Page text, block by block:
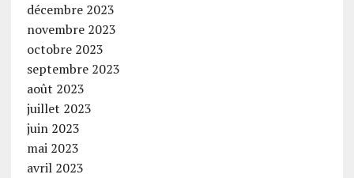
décembre 2023
novembre 2023
octobre 2023
septembre 2023
août 2023
juillet 2023
juin 2023
mai 2023
avril 2023